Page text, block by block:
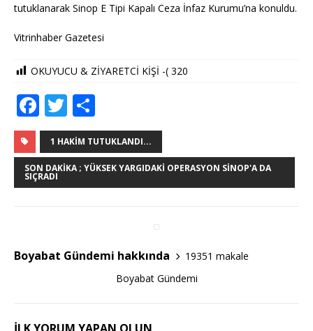
tutuklanarak Sinop E Tipi Kapalı Ceza İnfaz Kurumu’na konuldu.
Vitrinhaber Gazetesi
OKUYUCU & ZİYARETCİ KİŞİ -( 320
F
a
c
e
b
k
T
w
it
te
r
h
ar
e
1 HAKIM TUTUKLANDI...
SON DAKIKA ; YÜKSEK YARGIDAKI OPERASYON SINOP'A DA
SIÇRADI
Boyabat Gündemi hakkında
19351 makale
Boyabat Gündemi